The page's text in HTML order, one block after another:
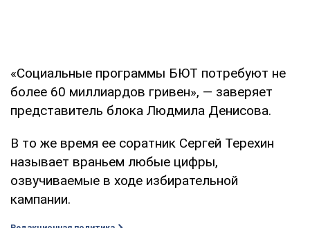
«Социальные программы БЮТ потребуют не
более 60 миллиардов гривен», — заверяет
представитель блока Людмила Денисова.
В то же время ее соратник Сергей Терехин
называет враньем любые цифры,
озвучиваемые в ходе избирательной
кампании.